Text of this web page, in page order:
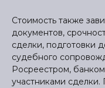
Стоимость также
документов,
сделки, подготовки
судебного
Росреестром,
участниками